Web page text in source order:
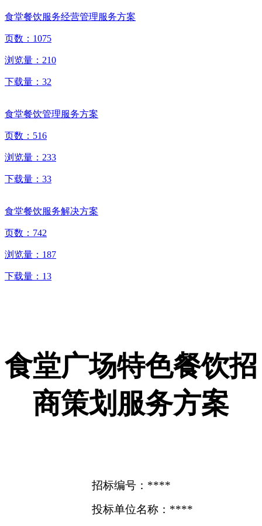
食堂餐饮服务经营管理服务方案
页数： 1075
浏览量： 210
下载量： 32
食堂餐饮管理服务方案
页数： 516
浏览量： 233
下载量： 33
食堂餐饮服务解决方案
页数： 742
浏览量： 187
下载量： 13
食堂广场特色餐饮招
商策划服务方案
招标编号：****
投标单位名称：****